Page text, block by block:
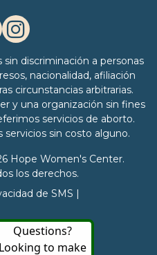
discriminación a personas
nacionalidad, afiliación
circunstancias arbitrarias.
y una organización sin fines
servicios de aborto.
sin costo alguno.
Hope Women's Center.
los derechos.
de SMS |